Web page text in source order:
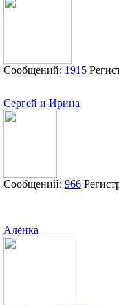
Сообщений: 1915
Сергей и Ирина
Сообщений: 966
Алёнка